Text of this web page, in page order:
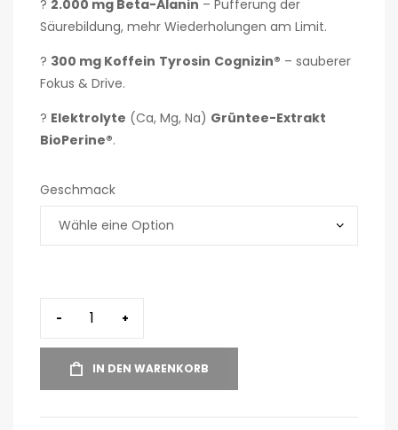
? 2.000 mg Beta-Alanin – Pufferung der
Säurebildung, mehr Wiederholungen am Limit.
? 300 mg Koffein Tyrosin Cognizin® – sauberer
Fokus & Drive.
? Elektrolyte (Ca, Mg, Na) Grüntee-Extrakt
BioPerine®.
Geschmack
- +
IN DEN WARENKORB